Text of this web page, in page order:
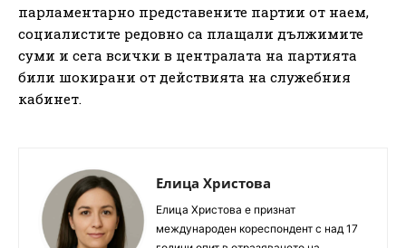
парламентарно представените партии от наем,
социалистите редовно са плащали дължимите
суми и сега всички в централата на партията
били шокирани от действията на служебния
кабинет.
Елица Христова
Елица Христова е признат
международен кореспондент с над 17